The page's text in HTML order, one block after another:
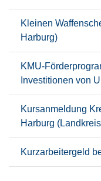
Kleinen
Harburg)
KMU-
Investitionen von
Kursanmeldung
Harburg
Kurzarbeitergeld